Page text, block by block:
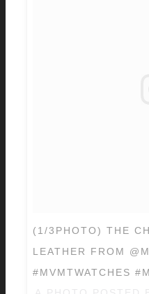
(1/3PHOTO) THE
LEATHER FROM
#MVMTWATCHES